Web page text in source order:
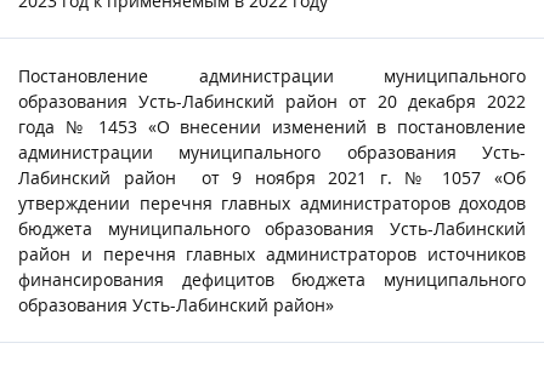
Постановление администрации муниципального
образования Усть-Лабинский район от 20 декабря 2022
года № 1453 «О внесении изменений в постановление
администрации муниципального образования Усть-
Лабинский район от 9 ноября 2021 г. № 1057 «Об
утверждении перечня главных администраторов доходов
бюджета муниципального образования Усть-Лабинский
район и перечня главных администраторов источников
финансирования дефицитов бюджета муниципального
образования Усть-Лабинский район»